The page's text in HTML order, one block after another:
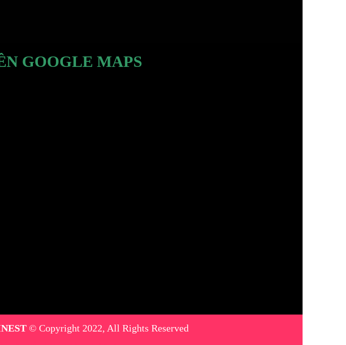
GOOGLE MAPS
© Copyright 2022, All Rights Reserved